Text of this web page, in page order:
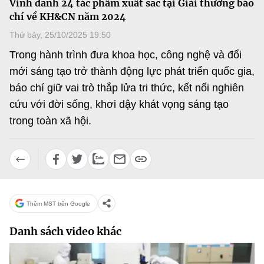
Sở Khoa học và Công nghệ
Chuyển đổi số
Sở hữu trí tuệ
Tiêu chuẩn, đo lường, chất lượng
Tin tổng hợp
Văn bản QPPL
Văn bản chỉ đạo điều hành
Lấy ý kiến người dân về dự thảo VBQPPL
MST IOFFICE
THỐNG KÊ
Khoa học và Công nghệ
Đổi mới sáng tạo
Chuyển đổi số
Bưu chính, Viễn thông
Tiêu chuẩn, đo lường, chất lượng
Năng lượng nguyên tử
Multimedia
THƯ ĐIỆN TỬ
Khác
Infographic
Ảnh
Nhiệm vụ trọng tâm
Vinh danh 24 tác phẩm xuất sắc tại Giải thưởng báo
chí về KH&CN năm 2024
Thứ bảy, 25/10/2025 19:50
Trong hành trình đưa khoa học, công nghệ và đổi
mới sáng tạo trở thành động lực phát triển quốc gia,
báo chí giữ vai trò thắp lửa tri thức, kết nối nghiên
cứu với đời sống, khơi dậy khát vọng sáng tạo
trong toàn xã hội.
Thêm MST trên Google
Danh sách video khác